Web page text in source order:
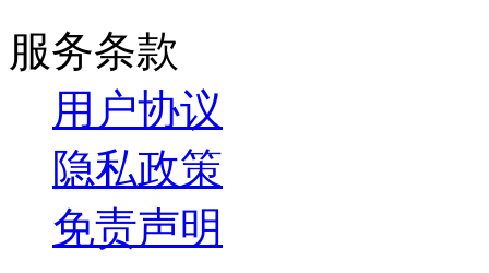
服务条款
用户协议
隐私政策
免责声明